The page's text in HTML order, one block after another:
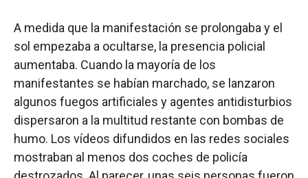
A medida que la manifestación se prolongaba y el
sol empezaba a ocultarse, la presencia policial
aumentaba. Cuando la mayoría de los
manifestantes se habían marchado, se lanzaron
algunos fuegos artificiales y agentes antidisturbios
dispersaron a la multitud restante con bombas de
humo. Los vídeos difundidos en las redes sociales
mostraban al menos dos coches de policía